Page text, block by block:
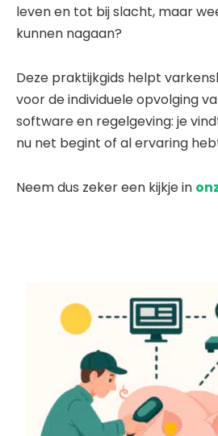
leven en tot bij slacht, maar
kunnen nagaan?
Deze praktijkgids helpt
voor de individuele opvolging
software en regelgeving: je
nu net begint of al ervaring
Neem dus zeker een kijkje in